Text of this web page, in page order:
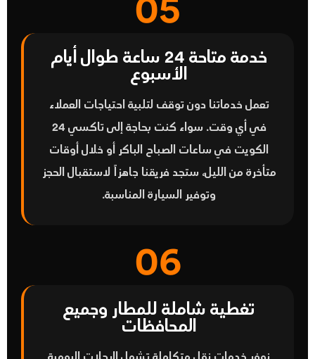
05
خدمة متاحة 24 ساعة طوال أيام
الأسبوع
تعمل خدماتنا دون توقف لتلبية احتياجات العملاء
في أي وقت. سواء كنت بحاجة إلى
تاكسي 24
الكويتفي ساعات الصباح الباكر أو خلال أوقات
متأخرة من الليل، ستجد فريقنا جاهزاً لاستقبال الحجز
وتوفير السيارة المناسبة.
06
تغطية شاملة للمطار وجميع
المحافظات